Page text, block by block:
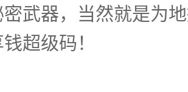
武器，当然就是为
超级码！